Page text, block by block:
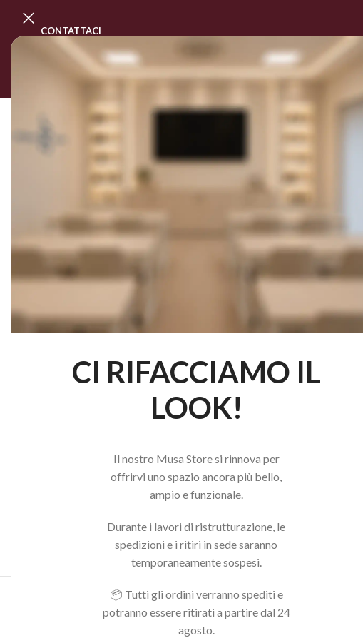
CI RIFACCIAMO IL
LOOK!
Il nostro Musa Store si rinnova per
offrirvi uno spazio ancora più bello,
ampio e funzionale.
Durante i lavori di ristrutturazione, le
spedizioni e i ritiri in sede saranno
temporaneamente sospesi.
📦 Tutti gli ordini verranno spediti e
potranno essere ritirati a partire dal 24
agosto.
CONTATTACI
PROGRAMMA MASTER CLASSCORSI ONLINE
Acquista il pacchetto e risparmia